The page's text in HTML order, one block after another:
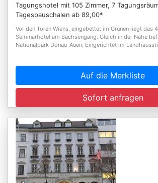
Tagungshotel mit 105 Zimmer, 7
Tagespauschalen ab 89,00*
Vor den Toren Wiens, eingebettet im Grünen liegt das
Seminarhotel am Sachsengang. Gleich in der Nähe
Nationalpark Donau-Auen. Eingerichtet im
Auf die Merkliste
Sofort anfragen